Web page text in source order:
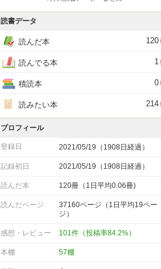
読書データ
読んだ本 120
読んでる本 1
積読本 0
読みたい本 214
プロフィール
登録日 2021/05/19（1908日経過）
記録初日 2021/05/19（1908日経過）
読んだ本 120冊（1日平均0.06冊)
読んだページ
37160ページ（1日平均19ペー
ジ）
感想・レビュー 101件（投稿率84.2%）
本棚 57棚